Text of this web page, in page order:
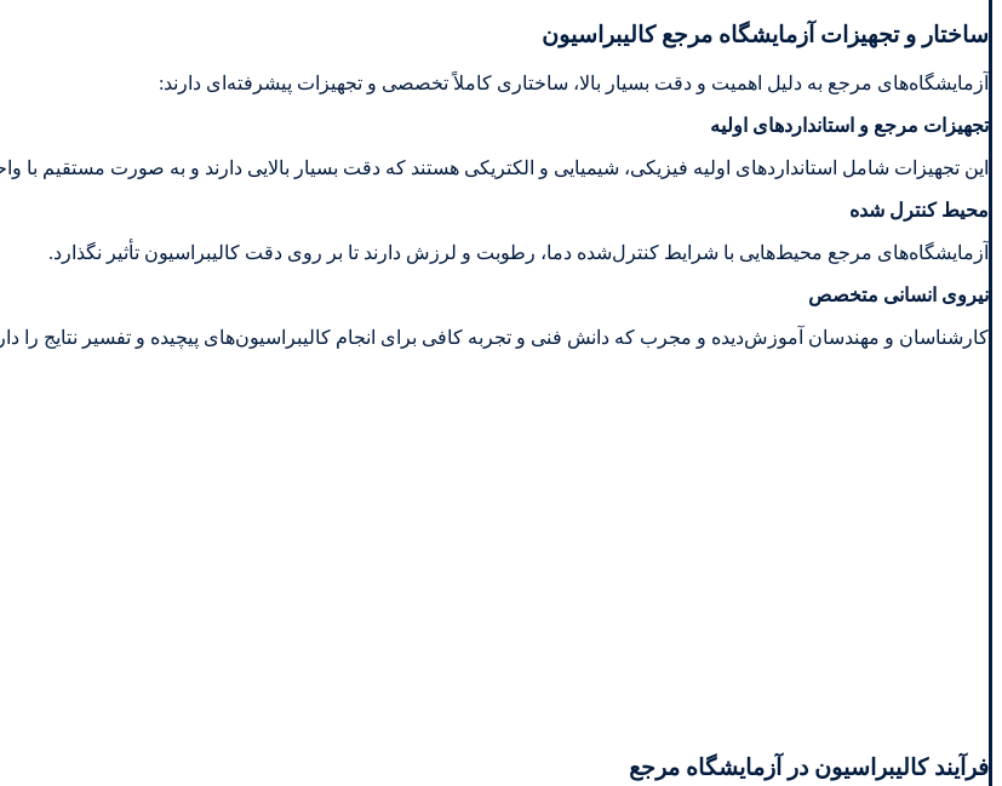
ساختار و تجهیزات آزمایشگاه مرجع کالیبراسیون
آزمایشگاه‌های مرجع به دلیل اهمیت و دقت بسیار بالا، ساختاری کاملاً تخصصی و تجهیزات پیشرفته‌ای دارند:
تجهیزات مرجع و استانداردهای اولیه
این تجهیزات شامل استانداردهای اولیه فیزیکی، شیمیایی و الکتریکی هستند که دقت بسیار بالایی دارند و به صورت مستقیم
محیط کنترل شده
آزمایشگاه‌های مرجع محیط‌هایی با شرایط کنترل‌شده دما، رطوبت و لرزش دارند تا بر روی دقت کالیبراسیون تأثیر نگذارد.
نیروی انسانی متخصص
کارشناسان و مهندسان آموزش‌دیده و مجرب که دانش فنی و تجربه کافی برای انجام کالیبراسیون‌های پیچیده و تفسیر نتایج را
فرآیند کالیبراسیون در آزمایشگاه مرجع